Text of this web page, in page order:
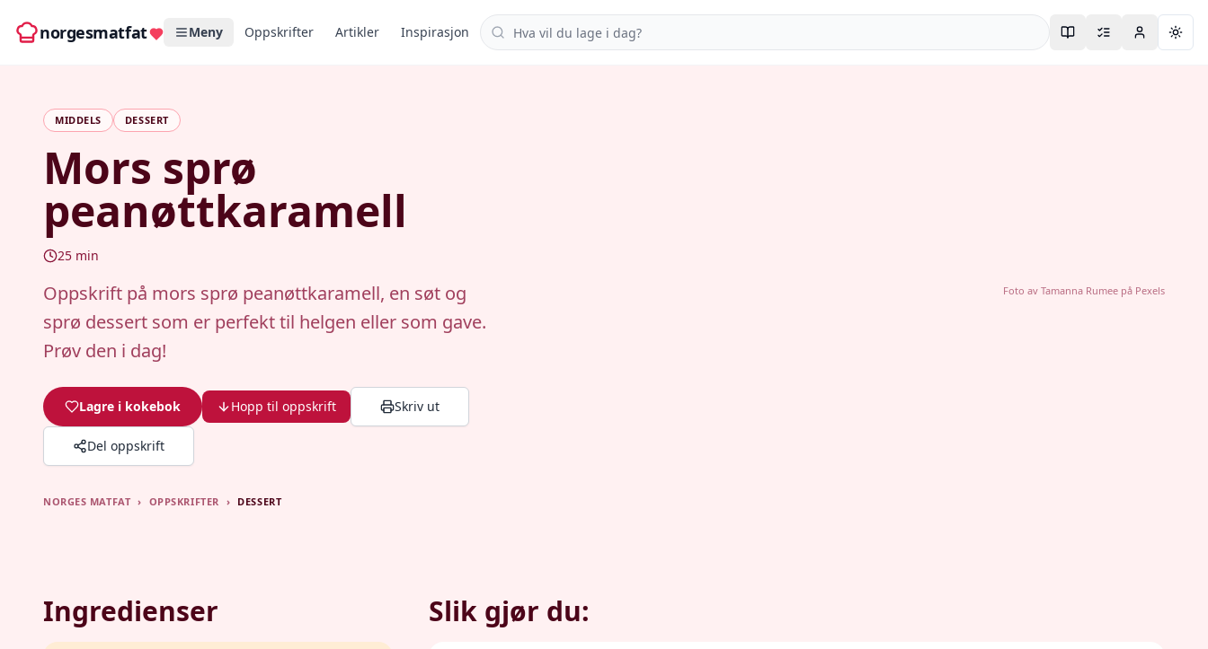
norgesmatfat Meny Oppskrifter Artikler Inspirasjon Søk i oppskrifter
MIDDELS DESSERT
Mors sprø
peanøttkaramell
25 min
Oppskrift på mors sprø peanøttkaramell, en søt og
sprø dessert som er perfekt til helgen eller som gave.
Prøv den i dag!
Lagre i kokebok Hopp til oppskrift Skriv ut
Del oppskrift
Foto av Tamanna Rumeepå Pexels
NORGES MATFAT › OPPSKRIFTER › DESSERT
Ingredienser Slik gjør du: